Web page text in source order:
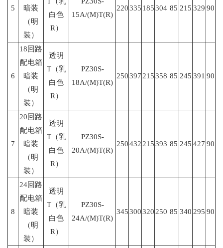
5
暗装
（明
装）
白色
R）
15A/(M)T(R)
220335 185304 85 215 329 90
6
18回路
配电箱
暗装
（明
装）
透明
T（乳
白色
R）
PZ30S-
18A/(M)T(R)
250397215358 85 245 391 90
7
20回路
配电箱
暗装
（明
装）
透明
T（乳
白色
R）
PZ30S-
20A/(M)T(R)
250432215393 85 245 427 90
8
24回路
配电箱
暗装
（明
装）
透明
T（乳
白色
R）
PZ30S-
24A/(M)T(R)
345300320250 85 340 295 90